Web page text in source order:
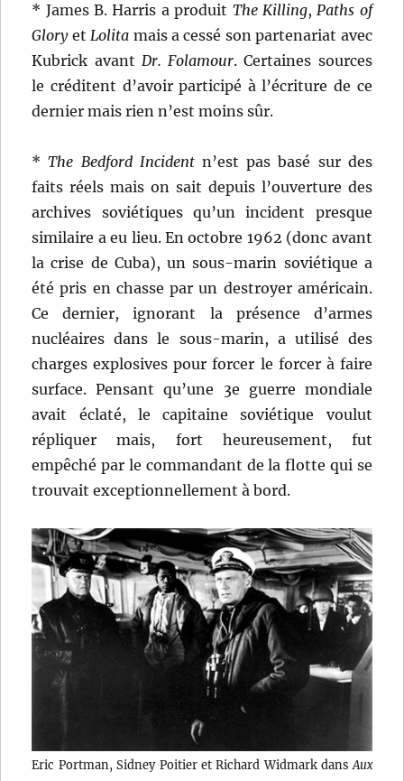
* James B. Harris a produit The Killing,Paths of
GloryetLolita mais a cessé son partenariat avec
Kubrick avant Dr. Folamour. Certaines sources
le créditent d’avoir participé à l’écriture de ce
dernier mais rien n’est moins sûr.
*The Bedford Incidentn’est pas basé sur des
faits réels mais on sait depuis l’ouverture des
archives soviétiques qu’un incident presque
similaire a eu lieu. En octobre 1962 (donc avant
la crise de Cuba), un sous-marin soviétique a
été pris en chasse par un destroyer américain.
Ce dernier, ignorant la présence d’armes
nucléaires dans le sous-marin, a utilisé des
charges explosives pour forcer le forcer à faire
surface. Pensant qu’une 3e guerre mondiale
avait éclaté, le capitaine soviétique voulut
répliquer mais, fort heureusement, fut
empêché par le commandant de la flotte qui se
trouvait exceptionnellement à bord.
Eric Portman, Sidney Poitier et Richard Widmark dans Aux